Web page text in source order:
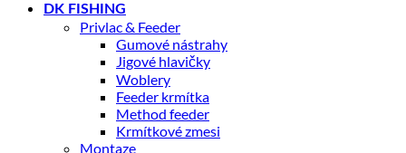
DK FISHING
Privlac & Feeder
Gumové nástrahy
Jigové hlavičky
Woblery
Feeder krmítka
Method feeder
Krmítkové zmesi
Montaze